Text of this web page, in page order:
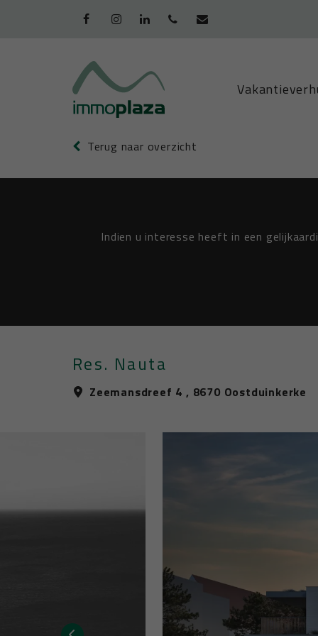
Terug naar overzicht
Indien u interesse heeft in een
Res. Nauta
Zeemansdreef 4 , 8670 Oostduinkerke